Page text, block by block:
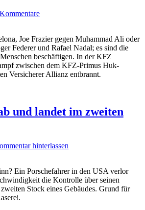
Joe Frazier gegen Muhammad Ali oder
Federer und Rafael Nadal; es sind die
beschäftigen. In der KFZ
zwischen dem KFZ-Primus Huk-
Versicherer Allianz entbrannt.
und landet im zweiten
hinterlassen
Ein Porschefahrer in den USA verlor
die Kontrolle über seinen
Stock eines Gebäudes. Grund für